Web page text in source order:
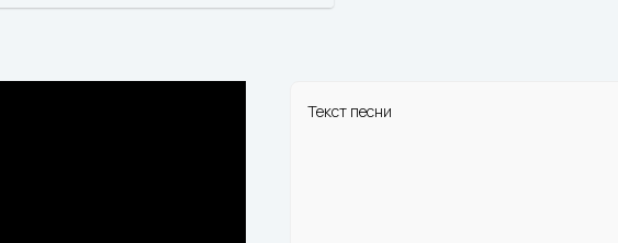
Текст песни